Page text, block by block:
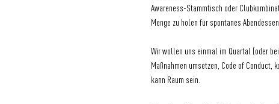
Awareness-Stammtisch oder
Menge zu holen für spontanes
Wir wollen uns einmal im Quartal (oder
Maßnahmen umsetzen, Code of
kann Raum sein.